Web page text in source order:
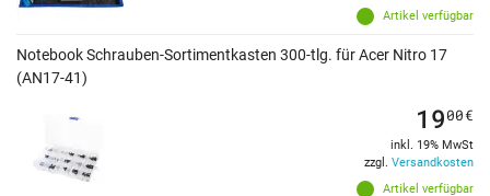
Artikel verfügbar
Notebook Schrauben-Sortimentkasten 300-tlg. für Acer Nitro 17
(AN17-41)
Artikel verfügbar
1900€
inkl. 19% MwSt
zzgl. Versandkosten